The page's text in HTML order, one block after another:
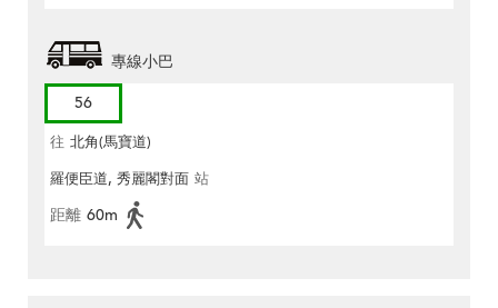
專線小巴
56
往 北角(馬寶道)
羅便臣道, 秀麗閣對面 站
距離 60m